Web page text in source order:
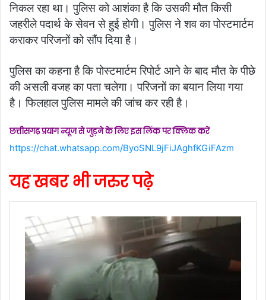
निकल रहा था। पुलिस को आशंका है कि उसकी मौत किसी
जहरीले पदार्थ के सेवन से हुई होगी। पुलिस ने शव का पोस्टमार्टम
कराकर परिजनों को सौंप दिया है।
पुलिस का कहना है कि पोस्टमार्टम रिपोर्ट आने के बाद मौत के पीछे
की असली वजह का पता चलेगा। परिजनों का बयान लिया गया
है। फिलहाल पुलिस मामले की जांच कर रही है।
छत्तीसगढ़ प्रयाग न्यूज से जुड़ने के लिए इस लिंक पर क्लिक करें
https://chat.whatsapp.com/ByoSNL9jFiJAghfKGiFAzm
यह खबर भी जरुर पढ़े